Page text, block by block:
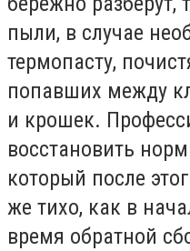
пыли, в случае
термопасту,
попавших между
и крошек.
восстановить
который после
же тихо, как в
время обратной